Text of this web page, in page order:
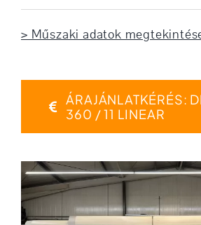
> Műszaki adatok
ÁRAJÁNLATKÉRÉS:
360 / 11 LINEAR